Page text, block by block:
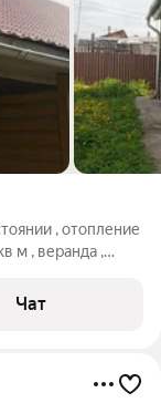
, отопление
м , веранда ,
Чат